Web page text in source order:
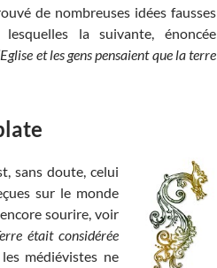
de nombreuses idées fausses
la suivante, énoncée
et les gens pensaient que la terre
sans doute, celui
sur le monde
sourire, voir
était considérée
médiévistes ne